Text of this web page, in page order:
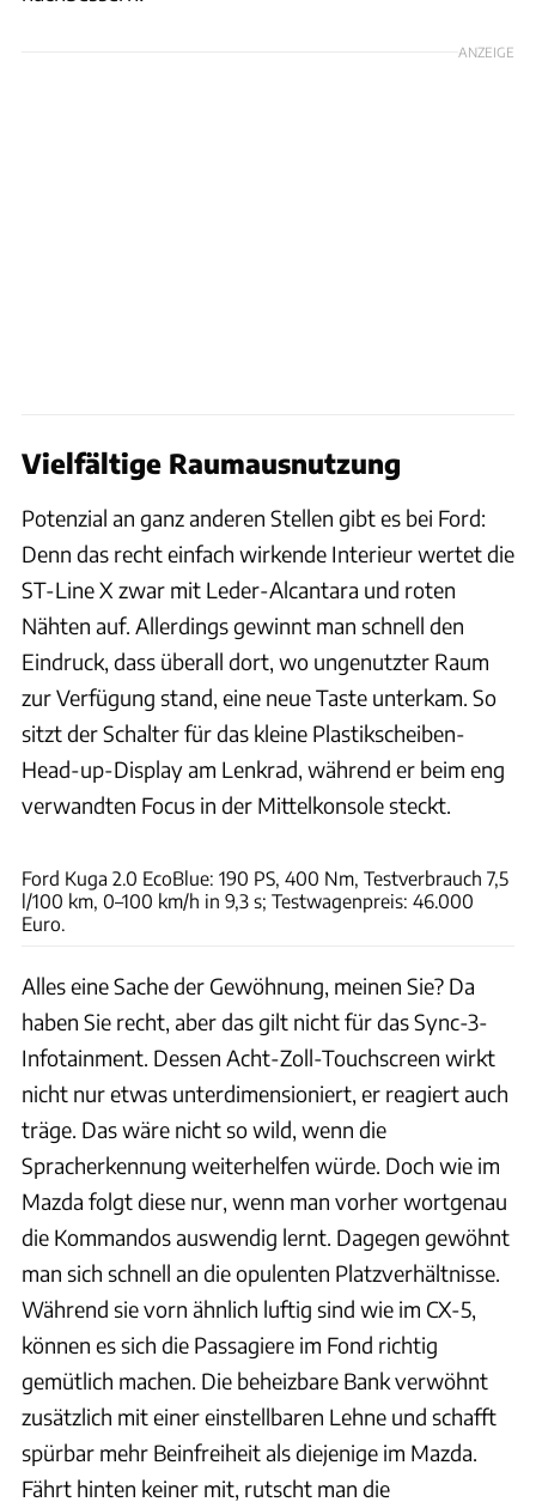
ANZEIGE
Vielfältige Raumausnutzung
Potenzial an ganz anderen Stellen gibt es bei Ford:
Denn das recht einfach wirkende Interieur wertet die
ST-Line X zwar mit Leder-Alcantara und roten
Nähten auf. Allerdings gewinnt man schnell den
Eindruck, dass überall dort, wo ungenutzter Raum
zur Verfügung stand, eine neue Taste unterkam. So
sitzt der Schalter für das kleine Plastikscheiben-
Head-up-Display am Lenkrad, während er beim eng
verwandten Focus in der Mittelkonsole steckt.
Ford Kuga 2.0 EcoBlue: 190 PS, 400 Nm, Testverbrauch 7,5
l/100 km, 0–100 km/h in 9,3 s; Testwagenpreis: 46.000
Euro.
Alles eine Sache der Gewöhnung, meinen Sie? Da
haben Sie recht, aber das gilt nicht für das Sync-3-
Infotainment. Dessen Acht-Zoll-Touchscreen wirkt
nicht nur etwas unterdimensioniert, er reagiert auch
träge. Das wäre nicht so wild, wenn die
Spracherkennung weiterhelfen würde. Doch wie im
Mazda folgt diese nur, wenn man vorher wortgenau
die Kommandos auswendig lernt. Dagegen gewöhnt
man sich schnell an die opulenten Platzverhältnisse.
Während sie vorn ähnlich luftig sind wie im CX-5,
können es sich die Passagiere im Fond richtig
gemütlich machen. Die beheizbare Bank verwöhnt
zusätzlich mit einer einstellbaren Lehne und schafft
spürbar mehr Beinfreiheit als diejenige im Mazda.
Fährt hinten keiner mit, rutscht man die